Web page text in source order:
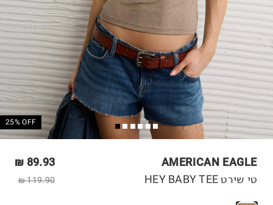
25% OFF
AMERICAN EAGLE
89.93 ₪
119.90 ₪ טי שירט HEY BABY TEE